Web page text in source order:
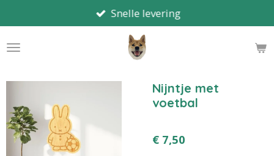
direct
naar
Snelle levering
Nijntje met
voetbal
€ 7,50